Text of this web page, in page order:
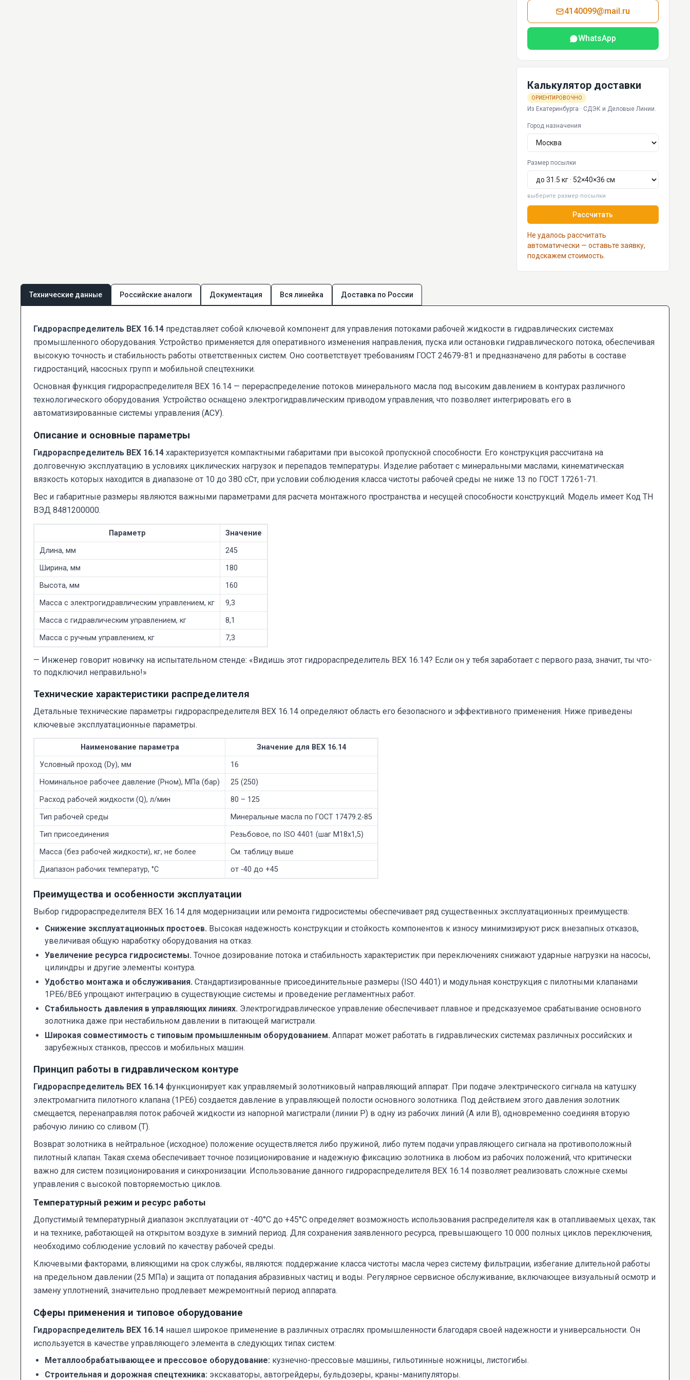
4140099@mail.ru
WhatsApp
Калькулятор доставки
ОРИЕНТИРОВОЧНО
Из Екатеринбурга · СДЭК и Деловые Линии.
Город назначения
Размер посылки
выберите размер посылки
Рассчитать
Не удалось рассчитать
автоматически — оставьте заявку,
подскажем стоимость.
Технические данные Российские аналоги Документация Вся линейка Доставка по России
Гидрораспределитель ВЕХ 16.14 представляет собой ключевой компонент для управления потоками рабочей жидкости в гидравлических системах
промышленного оборудования. Устройство применяется для оперативного изменения направления, пуска или остановки гидравлического потока, обеспечивая
высокую точность и стабильность работы ответственных систем. Оно соответствует требованиям ГОСТ 24679-81 и предназначено для работы в составе
гидростанций, насосных групп и мобильной спецтехники.
Основная функция гидрораспределителя ВЕХ 16.14 — перераспределение потоков минерального масла под высоким давлением в контурах различного
технологического оборудования. Устройство оснащено электрогидравлическим приводом управления, что позволяет интегрировать его в
автоматизированные системы управления (АСУ).
Описание и основные параметры
Гидрораспределитель ВЕХ 16.14 характеризуется компактными габаритами при высокой пропускной способности. Его конструкция рассчитана на
долговечную эксплуатацию в условиях циклических нагрузок и перепадов температуры. Изделие работает с минеральными маслами, кинематическая
вязкость которых находится в диапазоне от 10 до 380 сСт, при условии соблюдения класса чистоты рабочей среды не ниже 13 по ГОСТ 17261-71.
Вес и габаритные размеры являются важными параметрами для расчета монтажного пространства и несущей способности конструкций. Модель имеет Код ТН
ВЭД 8481200000.
Параметр
Значение
Длина, мм
245
Ширина, мм
180
Высота, мм
160
Масса с электрогидравлическим управлением, кг
9,3
Масса с гидравлическим управлением, кг
8,1
Масса с ручным управлением, кг
7,3
— Инженер говорит новичку на испытательном стенде: «Видишь этот гидрораспределитель ВЕХ 16.14? Если он у тебя заработает с первого раза, значит, ты что-
то подключил неправильно!»
Технические характеристики распределителя
Детальные технические параметры гидрораспределителя ВЕХ 16.14 определяют область его безопасного и эффективного применения. Ниже приведены
ключевые эксплуатационные параметры.
Наименование параметра
Значение для ВЕХ 16.14
Условный проход (Dy), мм
16
Номинальное рабочее давление (Pном), МПа (бар)
25 (250)
Расход рабочей жидкости (Q), л/мин
80 – 125
Тип рабочей среды
Минеральные масла по ГОСТ 17479.2-85
Тип присоединения
Резьбовое, по ISO 4401 (шаг М18х1,5)
Масса (без рабочей жидкости), кг, не более
См. таблицу выше
Диапазон рабочих температур, °C
от -40 до +45
Преимущества и особенности эксплуатации
Выбор гидрораспределителя ВЕХ 16.14 для модернизации или ремонта гидросистемы обеспечивает ряд существенных эксплуатационных преимуществ:
Снижение эксплуатационных простоев. Высокая надежность конструкции и стойкость компонентов к износу минимизируют риск внезапных отказов,
увеличивая общую наработку оборудования на отказ.
Увеличение ресурса гидросистемы. Точное дозирование потока и стабильность характеристик при переключениях снижают ударные нагрузки на насосы,
цилиндры и другие элементы контура.
Удобство монтажа и обслуживания. Стандартизированные присоединительные размеры (ISO 4401) и модульная конструкция с пилотными клапанами
1РЕ6/ВЕ6 упрощают интеграцию в существующие системы и проведение регламентных работ.
Стабильность давления в управляющих линиях. Электрогидравлическое управление обеспечивает плавное и предсказуемое срабатывание основного
золотника даже при нестабильном давлении в питающей магистрали.
Широкая совместимость с типовым промышленным оборудованием. Аппарат может работать в гидравлических системах различных российских и
зарубежных станков, прессов и мобильных машин.
Принцип работы в гидравлическом контуре
Гидрораспределитель ВЕХ 16.14 функционирует как управляемый золотниковый направляющий аппарат. При подаче электрического сигнала на катушку
электромагнита пилотного клапана (1РЕ6) создается давление в управляющей полости основного золотника. Под действием этого давления золотник
смещается, перенаправляя поток рабочей жидкости из напорной магистрали (линии Р) в одну из рабочих линий (А или В), одновременно соединяя вторую
рабочую линию со сливом (Т).
Возврат золотника в нейтральное (исходное) положение осуществляется либо пружиной, либо путем подачи управляющего сигнала на противоположный
пилотный клапан. Такая схема обеспечивает точное позиционирование и надежную фиксацию золотника в любом из рабочих положений, что критически
важно для систем позиционирования и синхронизации. Использование данного гидрораспределителя ВЕХ 16.14 позволяет реализовать сложные схемы
управления с высокой повторяемостью циклов.
Температурный режим и ресурс работы
Допустимый температурный диапазон эксплуатации от -40°C до +45°C определяет возможность использования распределителя как в отапливаемых цехах, так
и на технике, работающей на открытом воздухе в зимний период. Для сохранения заявленного ресурса, превышающего 10 000 полных циклов переключения,
необходимо соблюдение условий по качеству рабочей среды.
Ключевыми факторами, влияющими на срок службы, являются: поддержание класса чистоты масла через систему фильтрации, избегание длительной работы
на предельном давлении (25 МПа) и защита от попадания абразивных частиц и воды. Регулярное сервисное обслуживание, включающее визуальный осмотр и
замену уплотнений, значительно продлевает межремонтный период аппарата.
Сферы применения и типовое оборудование
Гидрораспределитель ВЕХ 16.14 нашел широкое применение в различных отраслях промышленности благодаря своей надежности и универсальности. Он
используется в качестве управляющего элемента в следующих типах систем:
Металлообрабатывающее и прессовое оборудование: кузнечно-прессовые машины, гильотинные ножницы, листогибы.
Строительная и дорожная спецтехника: экскаваторы, автогрейдеры, бульдозеры, краны-манипуляторы.